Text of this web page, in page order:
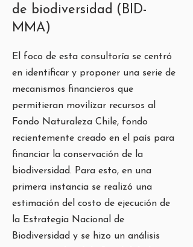
de biodiversidad (BID-
MMA)
El foco de esta consultoría se centró
en identificar y proponer una serie de
mecanismos financieros que
permitieran movilizar recursos al
Fondo Naturaleza Chile, fondo
recientemente creado en el país para
financiar la conservación de la
biodiversidad. Para esto, en una
primera instancia se realizó una
estimación del costo de ejecución de
la Estrategia Nacional de
Biodiversidad y se hizo un análisis